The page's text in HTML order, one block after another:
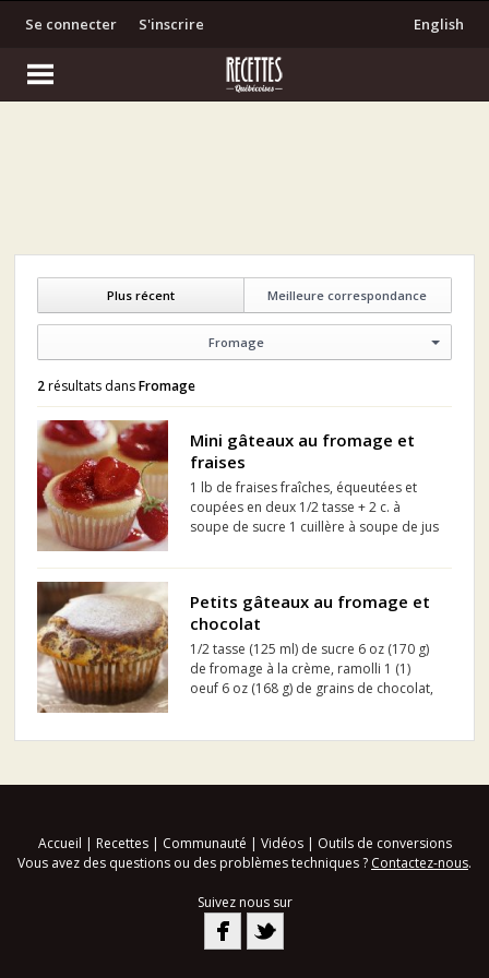
S'inscrire
Se connecter English
Meilleure correspondance
Plus récent
Fromage
2résultats dansFromage
Mini gâteaux au fromage et
fraises
1 lb de fraises fraîches, équeutées et
coupées en deux 1/2 tasse + 2 c. à
soupe de sucre 1 cuillère à soupe de jus
Petits gâteaux au fromage et
chocolat
1/2 tasse (125 ml) de sucre 6 oz (170 g)
de fromage à la crème, ramolli 1 (1)
oeuf 6 oz (168 g) de grains de chocolat,
Accueil | Recettes| Communauté | Vidéos| Outils de conversions
Vous avez des questions ou des problèmes techniques ? Contactez-nous.
Suivez nous sur